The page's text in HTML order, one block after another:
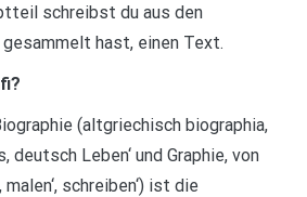
schreibst du aus den
hast, einen Text.
(altgriechisch biographia,
deutsch Leben‘ und Graphie, von
schreiben‘) ist die